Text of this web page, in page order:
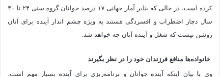
کرده است، در حالی که بنابر آمار جهانی ۱۷ درصد جوانان گروه سنی ۲۴ تا ۳۰
سال دچار اضطراب و افسردگی هستند به ویژه چشم انداز آینده برای آنان
روشن نیست که شغل و آینده آنان چه خواهد شد.
خانواده‌ها منافع فرزندان خود را در نظر بگیرند
وی با بیان اینکه آینده جوانان و برنامه‌ریزی برای آینده بسیار مهم است،